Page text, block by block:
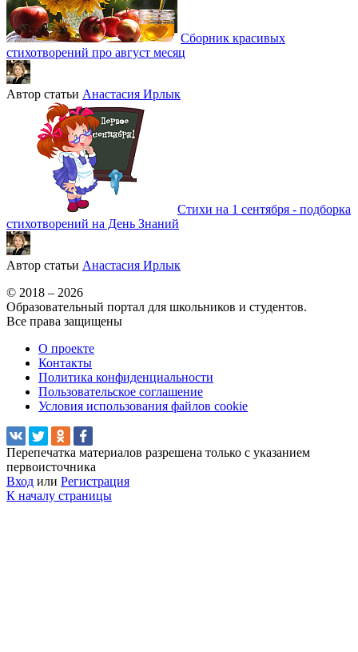
Сборник красивых
стихотворений про август месяц
Автор статьи Анастасия Ирлык
Стихи на 1 сентября - подборка
стихотворений на День Знаний
Автор статьи Анастасия Ирлык
© 2018 – 2026
Образовательный портал для школьников и студентов.
Все права защищены
О проекте
Контакты
Политика конфиденциальности
Пользовательское соглашение
Условия использования файлов cookie
Перепечатка материалов разрешена только с указанием
первоисточника
Вход или Регистрация
К началу страницы